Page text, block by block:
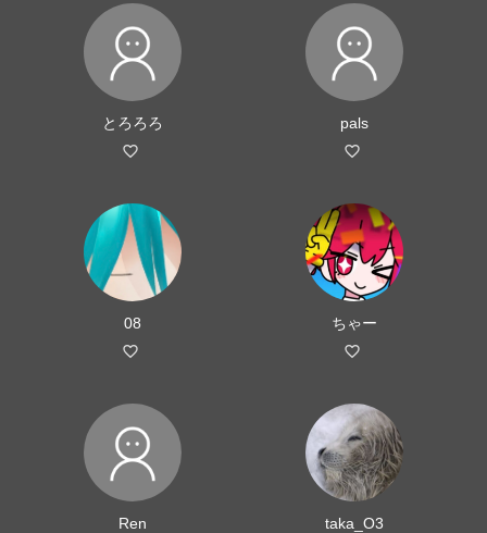
とろろろ pals
08 ちゃー
Ren taka_O3